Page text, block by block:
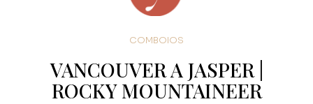
COMBOIOS
VANCOUVER A JASPER |
ROCKY MOUNTAINEER